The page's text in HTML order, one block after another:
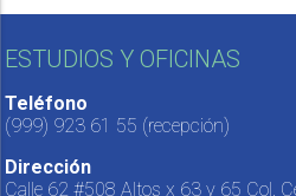
ESTUDIOS Y OFICINAS
Teléfono
(999) 923 61 55 (recepción)
Dirección
Calle 62 #508 Altos x 63 y 65 Col.